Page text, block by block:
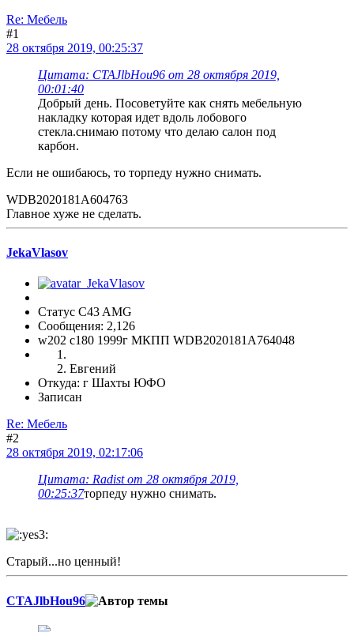
Re: Мебель
#1
28 октября 2019, 00:25:37
Цитата: CTAJlbHou96 от 28 октября 2019,
00:01:40
Добрый день. Посоветуйте как снять мебельную
накладку которая идет вдоль лобового
стекла.снимаю потому что делаю салон под
карбон.
Если не ошибаюсь, то торпеду нужно снимать.
WDB2020181A604763
Главное хуже не сделать.
JekaVlasov
Статус C43 AMG
Сообщения: 2,126
w202 c180 1999г МКПП WDB2020181A764048
Евгений
Откуда: г Шахты ЮФО
Записан
Re: Мебель
#2
28 октября 2019, 02:17:06
Цитата: Radist от 28 октября 2019,
00:25:37торпеду нужно снимать.
Старый...но ценный!
CTAJlbHou96